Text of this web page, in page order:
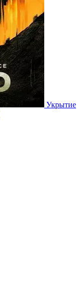
Укрытие